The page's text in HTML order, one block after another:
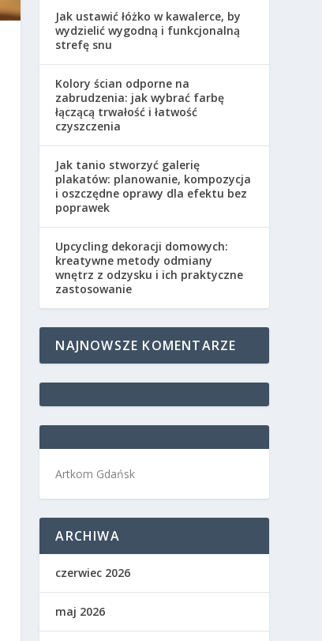
Jak ustawić łóżko w kawalerce, by
wydzielić wygodną i funkcjonalną
strefę snu
Kolory ścian odporne na
zabrudzenia: jak wybrać farbę
łączącą trwałość i łatwość
czyszczenia
Jak tanio stworzyć galerię
plakatów: planowanie, kompozycja
i oszczędne oprawy dla efektu bez
poprawek
Upcycling dekoracji domowych:
kreatywne metody odmiany
wnętrz z odzysku i ich praktyczne
zastosowanie
NAJNOWSZE KOMENTARZE
Artkom Gdańsk
ARCHIWA
czerwiec 2026
maj 2026